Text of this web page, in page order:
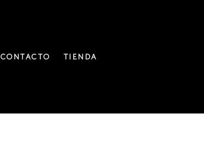
CONTACTO TIENDA